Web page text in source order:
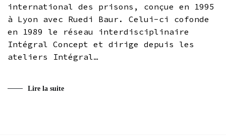
international des prisons, conçue en 1995
à Lyon avec Ruedi Baur. Celui-ci cofonde
en 1989 le réseau interdisciplinaire
Intégral Concept et dirige depuis les
ateliers Intégral…
Lire la suite